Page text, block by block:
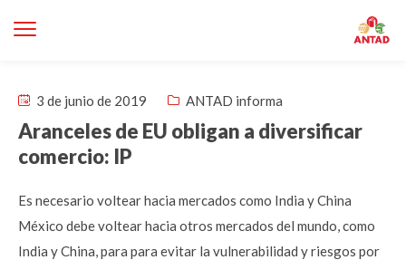
3 de junio de 2019 ANTAD informa
Aranceles de EU obligan a diversificar
comercio: IP
Es necesario voltear hacia mercados como India y China
México debe voltear hacia otros mercados del mundo, como
India y China, para para evitar la vulnerabilidad y riesgos por